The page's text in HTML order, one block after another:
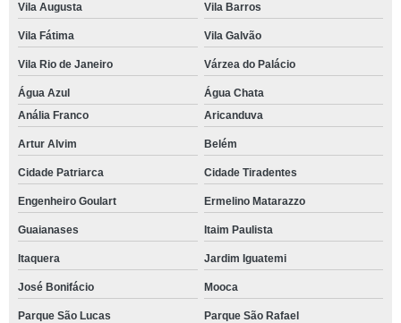
Vila Augusta Vila Barros
Vila Fátima Vila Galvão
Vila Rio de Janeiro Várzea do Palácio
Água Azul
Água Chata
Anália Franco
Aricanduva
Artur Alvim Belém
Cidade Patriarca Cidade Tiradentes
Engenheiro Goulart Ermelino Matarazzo
Guaianases Itaim Paulista
Itaquera Jardim Iguatemi
José Bonifácio Mooca
Parque São Lucas Parque São Rafael